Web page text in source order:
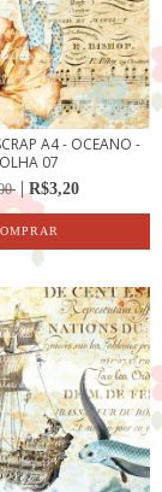
A4 - OCEANO -
07
R$3,20